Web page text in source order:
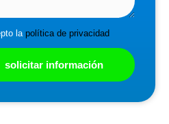
lapolítica de privacidad
solicitar información